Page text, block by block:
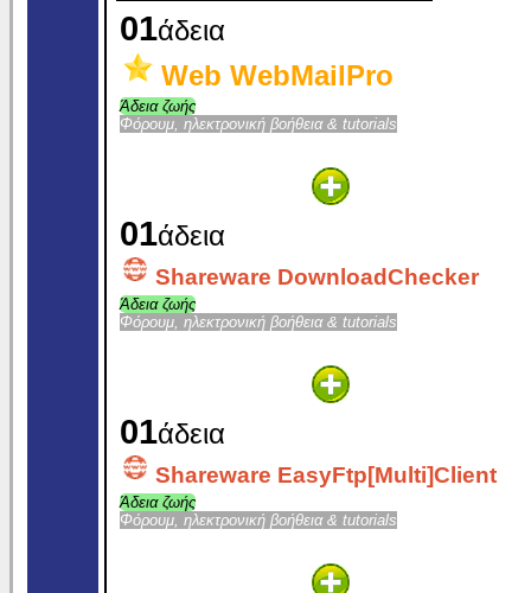
01άδεια
Web WebMailPro
Άδεια ζωής
Φόρουμ, ηλεκτρονική βοήθεια & tutorials
01άδεια
Shareware DownloadChecker
Άδεια ζωής
Φόρουμ, ηλεκτρονική βοήθεια & tutorials
01άδεια
Shareware EasyFtp[Multi]Client
Άδεια ζωής
Φόρουμ, ηλεκτρονική βοήθεια & tutorials